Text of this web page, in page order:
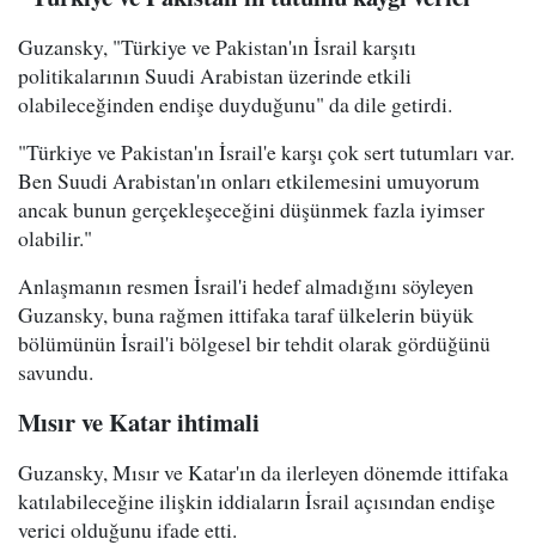
Guzansky, "Türkiye ve Pakistan'ın İsrail karşıtı
politikalarının Suudi Arabistan üzerinde etkili
olabileceğinden endişe duyduğunu" da dile getirdi.
"Türkiye ve Pakistan'ın İsrail'e karşı çok sert tutumları var.
Ben Suudi Arabistan'ın onları etkilemesini umuyorum
ancak bunun gerçekleşeceğini düşünmek fazla iyimser
olabilir."
Anlaşmanın resmen İsrail'i hedef almadığını söyleyen
Guzansky, buna rağmen ittifaka taraf ülkelerin büyük
bölümünün İsrail'i bölgesel bir tehdit olarak gördüğünü
savundu.
Mısır ve Katar ihtimali
Guzansky, Mısır ve Katar'ın da ilerleyen dönemde ittifaka
katılabileceğine ilişkin iddiaların İsrail açısından endişe
verici olduğunu ifade etti.